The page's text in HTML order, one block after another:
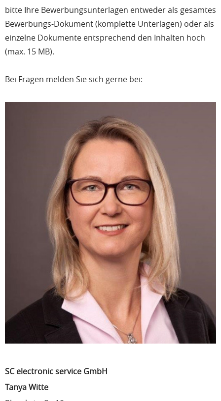
bitte Ihre Bewerbungsunterlagen entweder als gesamtes
Bewerbungs-Dokument (komplette Unterlagen) oder als
einzelne Dokumente entsprechend den Inhalten hoch
(max. 15 MB).
Bei Fragen melden Sie sich gerne bei:
SC electronic service GmbH
Tanya Witte